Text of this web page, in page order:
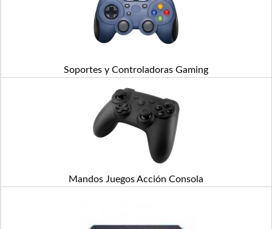
Soportes y Controladoras Gaming
Mandos Juegos Acción Consola